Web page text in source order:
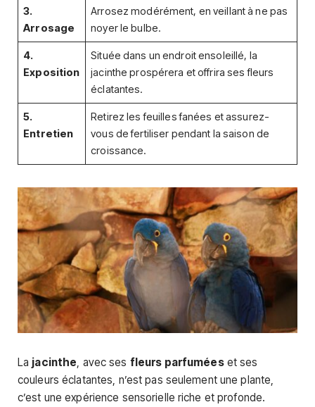
3.
Arrosage
Arrosez modérément, en veillant à ne pas
noyer le bulbe.
4.
Exposition
Située dans un endroit ensoleillé, la
jacinthe prospérera et offrira ses fleurs
éclatantes.
5.
Entretien
Retirez les feuilles fanées et assurez-
vous de fertiliser pendant la saison de
croissance.
La jacinthe , avec ses fleurs parfuméeset ses
couleurs éclatantes, n’est pas seulement une plante,
c’est une expérience sensorielle riche et profonde.